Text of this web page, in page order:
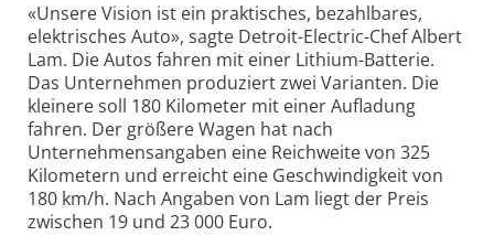
«Unsere Vision ist ein praktisches, bezahlbares,
elektrisches Auto», sagte Detroit-Electric-Chef Albert
Lam. Die Autos fahren mit einer Lithium-Batterie.
Das Unternehmen produziert zwei Varianten. Die
kleinere soll 180 Kilometer mit einer Aufladung
fahren. Der größere Wagen hat nach
Unternehmensangaben eine Reichweite von 325
Kilometern und erreicht eine Geschwindigkeit von
180 km/h. Nach Angaben von Lam liegt der Preis
zwischen 19 und 23 000 Euro.